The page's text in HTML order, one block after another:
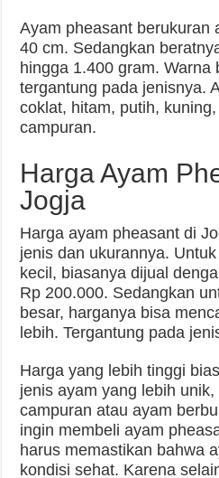
Ayam pheasant berukuran
40 cm. Sedangkan
hingga 1.400 gram. Warna
tergantung pada jenisnya.
coklat, hitam, putih,
campuran.
Harga Ayam
Jogja
Harga ayam pheasant di
jenis dan ukurannya.
kecil, biasanya dijual
Rp 200.000. Sedangkan
besar, harganya bisa
lebih. Tergantung pada
Harga yang lebih tinggi
jenis ayam yang lebih
campuran atau ayam
ingin membeli ayam
harus memastikan bahwa
kondisi sehat. Karena